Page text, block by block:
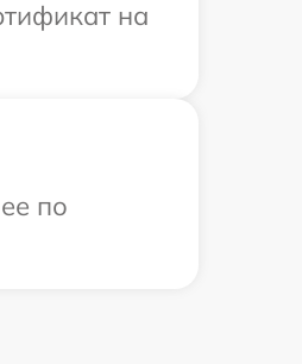
на
по